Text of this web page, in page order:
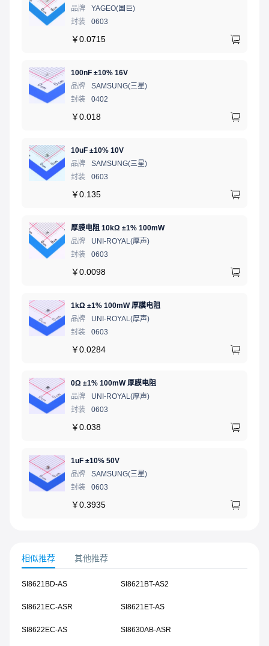
品牌
YAGEO(国巨)
封装
0603
￥0.0715
100nF ±10% 16V
品牌
SAMSUNG(三星)
封装
0402
￥0.018
10uF ±10% 10V
品牌
SAMSUNG(三星)
封装
0603
￥0.135
厚膜电阻 10kΩ ±1% 100mW
品牌
UNI-ROYAL(厚声)
封装
0603
￥0.0098
1kΩ ±1% 100mW 厚膜电阻
品牌
UNI-ROYAL(厚声)
封装
0603
￥0.0284
0Ω ±1% 100mW 厚膜电阻
品牌
UNI-ROYAL(厚声)
封装
0603
￥0.038
1uF ±10% 50V
品牌
SAMSUNG(三星)
封装
0603
￥0.3935
相似推荐 其他推荐
SI8621BD-AS SI8621BT-AS2
SI8621EC-ASR SI8621ET-AS
SI8622EC-AS SI8630AB-ASR